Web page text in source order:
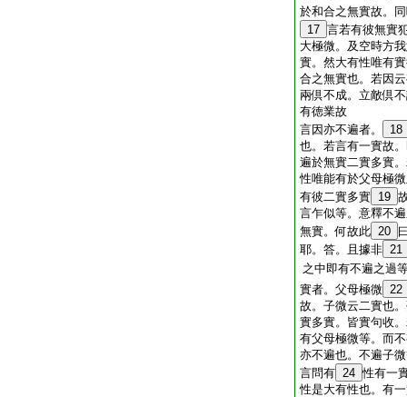
於和合之無實故。
17 言若有彼無實
大極微。及空時方
實。然大有性唯有
合之無實也。若因
兩倶不成。立敵倶
有徳業故
言因亦不遍者。
18
也。若言有一實故
遍於無實二實多實
性唯能有於父母極
有彼二實多實 19
言乍似等。意釋不
無實。何故此 20
耶。答。且據非 21
之中即有不遍之過
實者。父母極微 22
故。子微云二實也
實多實。皆實句收
有父母極微等。而
亦不遍也。不遍子
言問有 24 性有一
性是大有性也。有